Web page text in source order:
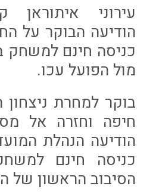
עירוני איתוראן
הודיעה הבוקר על
כניסה חינם למשחק
מול הפועל עכו.
בוקר למחרת
חיפה וחזרה אל
הודיעה הנהלת
כניסה חינם
הסיבוב הראשון של